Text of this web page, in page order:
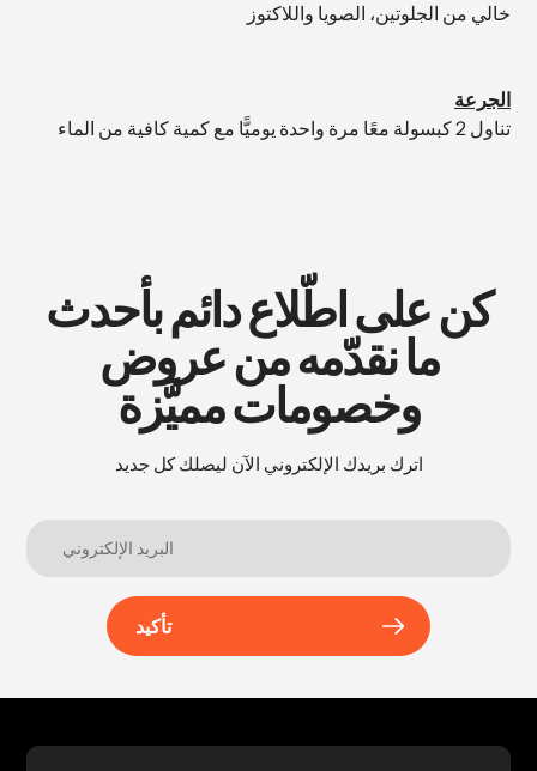
خالي من الجلوتين، الصويا واللاكتوز
الجرعة
تناول 2 كبسولة معًا مرة واحدة يوميًّا مع كمية كافية من الماء
كن على اطّلاع دائم بأحدث
ما نقدّمه من عروض
وخصومات مميَّزة
اترك بريدك الإلكتروني الآن ليصلك كل جديد
تأكيد